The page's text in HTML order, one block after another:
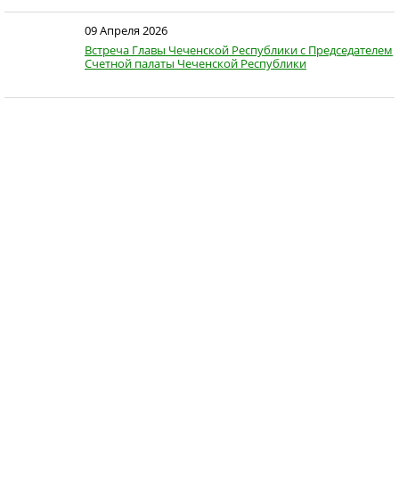
09 Апреля 2026
Встреча Главы Чеченской Республики с Председателем
Счетной палаты Чеченской Республики